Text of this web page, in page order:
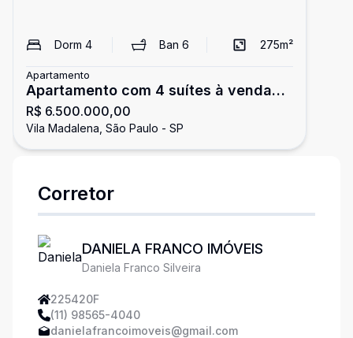
Dorm 4 Ban 6 275m²
Apartamento
Apartamento com 4 suítes à venda
na Vila Madalena!!
R$ 6.500.000,00
Vila Madalena, São Paulo - SP
Corretor
DANIELA FRANCO IMÓVEIS
Daniela Franco Silveira
225420F
(11) 98565-4040
danielafrancoimoveis@gmail.com